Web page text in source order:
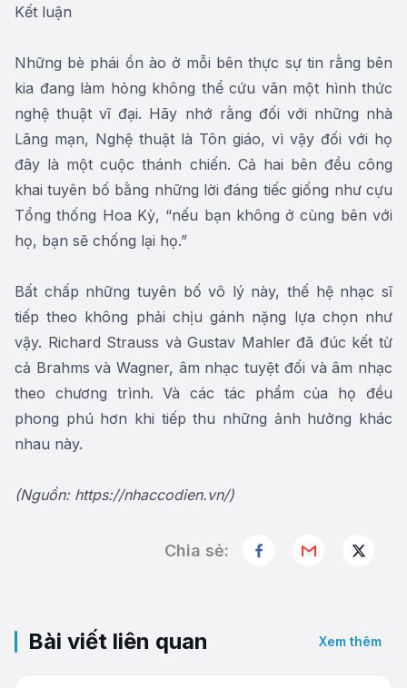
Kết luận
Những bè phái ồn ào ở mỗi bên thực sự tin rằng bên
kia đang làm hỏng không thể cứu vãn một hình thức
nghệ thuật vĩ đại. Hãy nhớ rằng đối với những nhà
Lãng mạn, Nghệ thuật là Tôn giáo, vì vậy đối với họ
đây là một cuộc thánh chiến. Cả hai bên đều công
khai tuyên bố bằng những lời đáng tiếc giống như cựu
Tổng thống Hoa Kỳ, “nếu bạn không ở cùng bên với
họ, bạn sẽ chống lại họ.”
Bất chấp những tuyên bố vô lý này, thế hệ nhạc sĩ
tiếp theo không phải chịu gánh nặng lựa chọn như
vậy. Richard Strauss và Gustav Mahler đã đúc kết từ
cả Brahms và Wagner, âm nhạc tuyệt đối và âm nhạc
theo chương trình. Và các tác phẩm của họ đều
phong phú hơn khi tiếp thu những ảnh hưởng khác
nhau này.
(Nguồn: https://nhaccodien.vn/)
Chia sẻ:
Bài viết liên quan Xem thêm